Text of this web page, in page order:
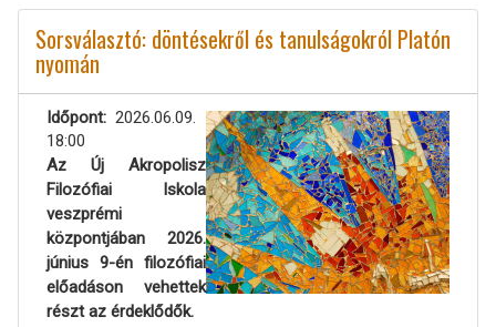
Sorsválasztó: döntésekről és tanulságokról Platón
nyomán
Időpont
2026.06.09.
18:00
Az Új Akropolisz
Filozófiai Iskola
veszprémi
központjában 2026.
június 9-én filozófiai
előadáson vehettek
részt az érdeklődők.